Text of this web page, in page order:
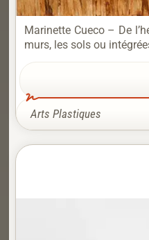
Marinette Cueco – De
murs, les sols ou
Arts Plastiques